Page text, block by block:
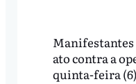
Manifestantes
ato contra a
quinta-feira